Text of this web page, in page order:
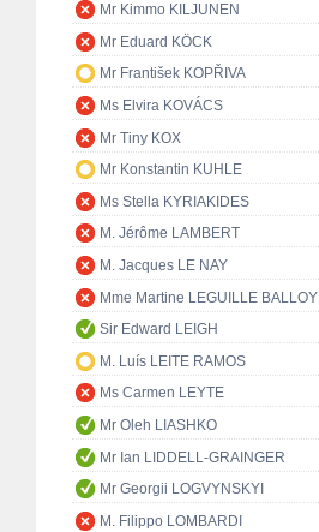
Mr Kimmo KILJUNEN
Mr Eduard KÖCK
Mr František KOPŘIVA
Ms Elvira KOVÁCS
Mr Tiny KOX
Mr Konstantin KUHLE
Ms Stella KYRIAKIDES
M. Jérôme LAMBERT
M. Jacques LE NAY
Mme Martine LEGUILLE BALLOY
Sir Edward LEIGH
M. Luís LEITE RAMOS
Ms Carmen LEYTE
Mr Oleh LIASHKO
Mr Ian LIDDELL-GRAINGER
Mr Georgii LOGVYNSKYI
M. Filippo LOMBARDI